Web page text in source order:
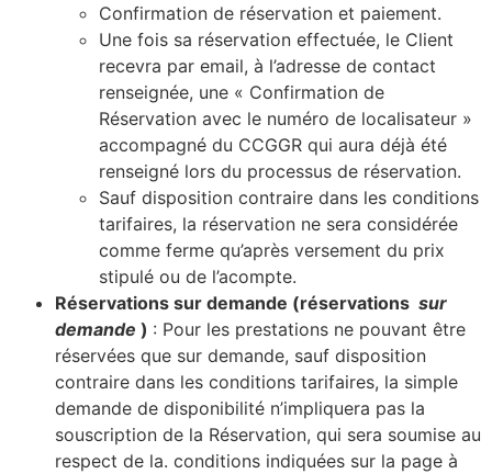
Confirmation de réservation et paiement.
Une fois sa réservation effectuée, le Client
recevra par email, à l’adresse de contact
renseignée, une « Confirmation de
Réservation avec le numéro de localisateur »
accompagné du CCGGR qui aura déjà été
renseigné lors du processus de réservation.
Sauf disposition contraire dans les conditions
tarifaires, la réservation ne sera considérée
comme ferme qu’après versement du prix
stipulé ou de l’acompte.
Réservations sur demande (réservations sur
demande ) : Pour les prestations ne pouvant être
réservées que sur demande, sauf disposition
contraire dans les conditions tarifaires, la simple
demande de disponibilité n’impliquera pas la
souscription de la Réservation, qui sera soumise au
respect de la. conditions indiquées sur la page à